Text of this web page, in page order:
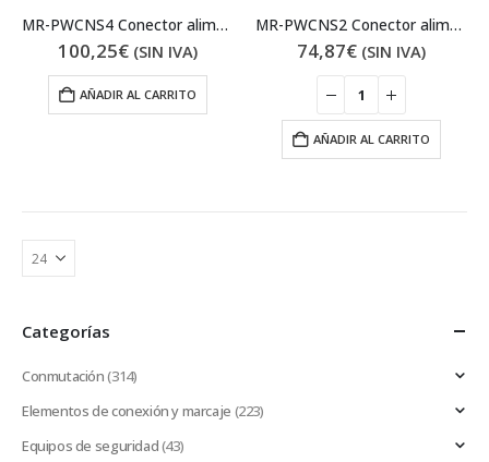
MR-PWCNS4 Conector alimentación
100,25€ (SIN IVA)
AÑADIR AL CARRITO
MR-PWCNS2 Conector alimentación
74,87€ (SIN IVA)
AÑADIR AL CARRITO
Categorías
Conmutación(314)
Elementos de conexión y marcaje (223)
Equipos de seguridad(43)